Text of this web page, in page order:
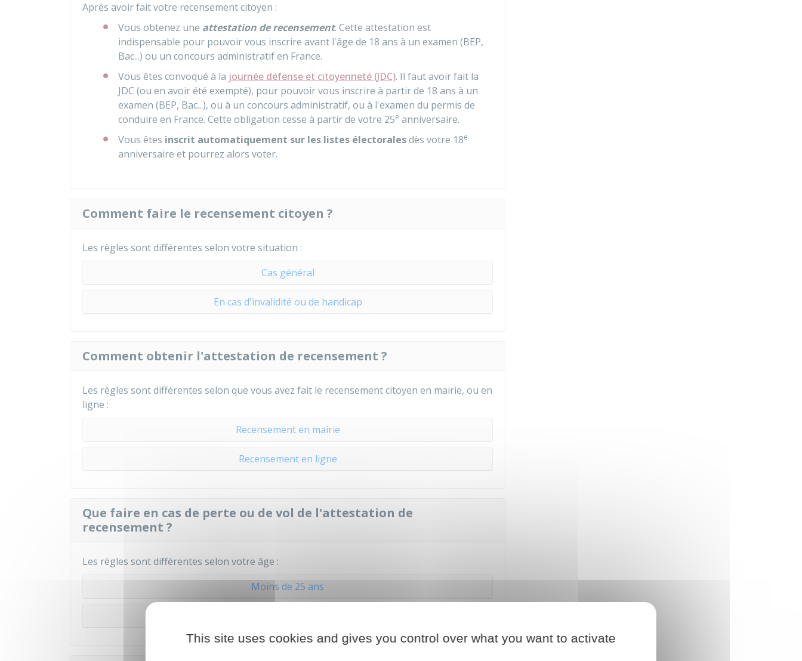
Après avoir fait votre recensement citoyen :
Vous obtenez une attestation de recensement. Cette attestation est
indispensable pour pouvoir vous inscrire avant l'âge de 18 ans à un examen (BEP,
Bac...) ou un concours administratif en France.
Vous êtes convoqué à la journée défense et citoyenneté (JDC). Il faut avoir fait la
JDC (ou en avoir été exempté), pour pouvoir vous inscrire à partir de 18 ans à un
examen (BEP, Bac...), ou à un concours administratif, ou à l'examen du permis de
conduire en France. Cette obligation cesse à partir de votre 25e anniversaire.
Vous êtes inscrit automatiquement sur les listes électoralesdès votre 18e
anniversaire et pourrez alors voter.
Comment faire le recensement citoyen ?
Les règles sont différentes selon votre situation :
Cas général
En cas d'invalidité ou de handicap
Comment obtenir l'attestation de recensement ?
Les règles sont différentes selon que vous avez fait le recensement citoyen en mairie, ou en
ligne :
Recensement en mairie
Recensement en ligne
Que faire en cas de perte ou de vol de l'attestation de
recensement ?
Les règles sont différentes selon votre âge :
Moins de 25 ans
This site uses cookies and gives you control over what you want to activate